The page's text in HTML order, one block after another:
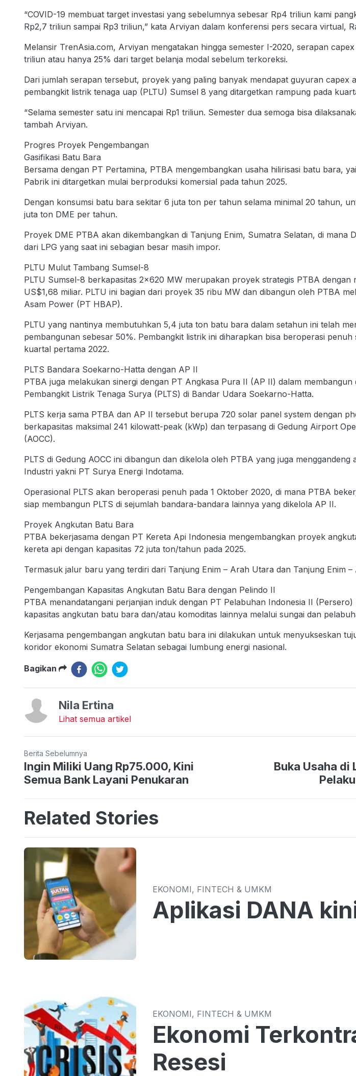
“COVID-19 membuat target investasi yang sebelumnya sebesar Rp4 triliun kami
Rp2,7 triliun sampai Rp3 triliun,” kata Arviyan dalam konferensi pers secara virtual,
Melansir TrenAsia.com, Arviyan mengatakan hingga semester I-2020, serapan capex
triliun atau hanya 25% dari target belanja modal sebelum terkoreksi.
Dari jumlah serapan tersebut, proyek yang paling banyak mendapat guyuran capex
pembangkit listrik tenaga uap (PLTU) Sumsel 8 yang ditargetkan rampung pada
“Selama semester satu ini mencapai Rp1 triliun. Semester dua semoga bisa
tambah Arviyan.
Progres Proyek Pengembangan
Gasifikasi Batu Bara
Bersama dengan PT Pertamina, PTBA mengembangkan usaha hilirisasi batu bara,
Pabrik ini ditargetkan mulai berproduksi komersial pada tahun 2025.
Dengan konsumsi batu bara sekitar 6 juta ton per tahun selama minimal 20 tahun,
juta ton DME per tahun.
Proyek DME PTBA akan dikembangkan di Tanjung Enim, Sumatra Selatan, di mana
dari LPG yang saat ini sebagian besar masih impor.
PLTU Mulut Tambang Sumsel-8
PLTU Sumsel-8 berkapasitas 2×620 MW merupakan proyek strategis PTBA dengan
US$1,68 miliar. PLTU ini bagian dari proyek 35 ribu MW dan dibangun oleh PTBA
Asam Power (PT HBAP).
PLTU yang nantinya membutuhkan 5,4 juta ton batu bara dalam setahun ini telah
pembangunan sebesar 50%. Pembangkit listrik ini diharapkan bisa beroperasi penuh
kuartal pertama 2022.
PLTS Bandara Soekarno-Hatta dengan AP II
PTBA juga melakukan sinergi dengan PT Angkasa Pura II (AP II) dalam membangun
Pembangkit Listrik Tenaga Surya (PLTS) di Bandar Udara Soekarno-Hatta.
PLTS kerja sama PTBA dan AP II tersebut berupa 720 solar panel system dengan
berkapasitas maksimal 241 kilowatt-peak (kWp) dan terpasang di Gedung Airport
(AOCC).
PLTS di Gedung AOCC ini dibangun dan dikelola oleh PTBA yang juga menggandeng
Industri yakni PT Surya Energi Indotama.
Operasional PLTS akan beroperasi penuh pada 1 Oktober 2020, di mana PTBA
siap membangun PLTS di sejumlah bandara-bandara lainnya yang dikelola AP II.
Proyek Angkutan Batu Bara
PTBA bekerjasama dengan PT Kereta Api Indonesia mengembangkan proyek
kereta api dengan kapasitas 72 juta ton/tahun pada 2025.
Termasuk jalur baru yang terdiri dari Tanjung Enim – Arah Utara dan Tanjung Enim –
Pengembangan Kapasitas Angkutan Batu Bara dengan Pelindo II
PTBA menandatangani perjanjian induk dengan PT Pelabuhan Indonesia II
kapasitas angkutan batu bara dan/atau komoditas lainnya melalui sungai dan
Kerjasama pengembangan angkutan batu bara ini dilakukan untuk menyukseskan
koridor ekonomi Sumatra Selatan sebagai lumbung energi nasional.
Bagikan
Nila Ertina
Lihat semua artikel
Berita Sebelumnya
Ingin Miliki Uang Rp75.000, Kini
Semua Bank Layani Penukaran
Buka Usaha di
Related Stories
EKONOMI, FINTECH & UMKM
Aplikasi DANA
EKONOMI, FINTECH & UMKM
Ekonomi
Resesi